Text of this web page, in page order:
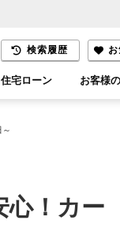
検索履歴
住宅ローン お客様
心！カー